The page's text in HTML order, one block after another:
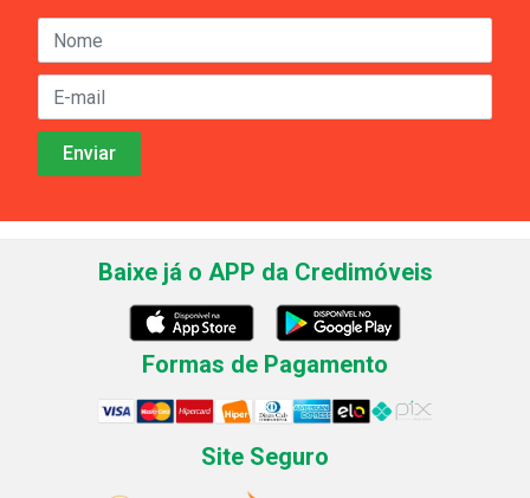
Baixe já o APP da Credimóveis
Formas de Pagamento
Site Seguro